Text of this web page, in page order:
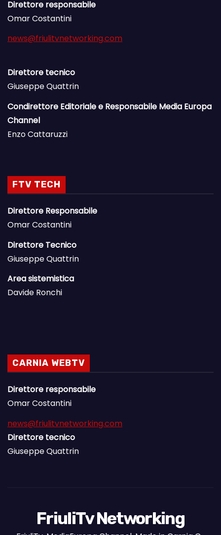
Direttore responsabile
Omar Costantini
news@friulitvnetworking.com
Direttore tecnico
Giuseppe Quattrin
Condirettore Editoriale e Responsabile Media Europa
Channel
Enzo Cattaruzzi
FTV TECH
Direttore Responsabile
Omar Costantini
Direttore Tecnico
Giuseppe Quattrin
Area sistemistica
Davide Ronchi
CARNIA WEBTV
Direttore responsabile
Omar Costantini
news@friulitvnetworking.com
Direttore tecnico
Giuseppe Quattrin
FriuliTv Networking